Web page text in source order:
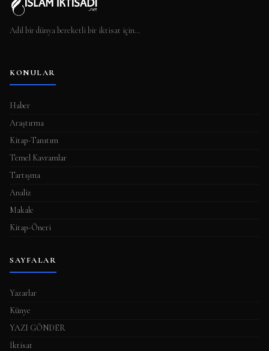
Adil bir dünya bereketli bir iktisat için…
KONULAR
Haber
Araştırma
Kitap-Tanıtım
Temel Kavramlar
Tartışma
Analiz
Makale
Kitap-Öneri
SAYFALAR
Yazarlar
Künye
YAZI GÖNDER
İktisat